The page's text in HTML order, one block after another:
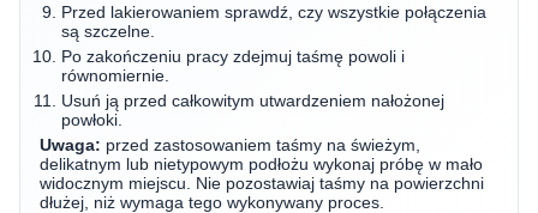
Przed lakierowaniem sprawdź, czy wszystkie połączenia
są szczelne.
Po zakończeniu pracy zdejmuj taśmę powoli i
równomiernie.
Usuń ją przed całkowitym utwardzeniem nałożonej
powłoki.
Uwaga: przed zastosowaniem taśmy na świeżym,
delikatnym lub nietypowym podłożu wykonaj próbę w mało
widocznym miejscu. Nie pozostawiaj taśmy na powierzchni
dłużej, niż wymaga tego wykonywany proces.